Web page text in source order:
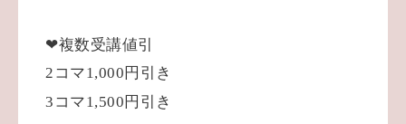
❤︎複数受講値引
2 コマ1,000 円引き
3 コマ1,500 円引き